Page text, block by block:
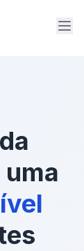
uma